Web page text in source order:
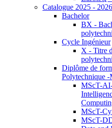
Catalogue 2025 - 2026
Bachelor
BX -
Cycle Ingénieur
X - Titre
Diplôme de
Polytechnique
MScT-
MScT-
MScT-